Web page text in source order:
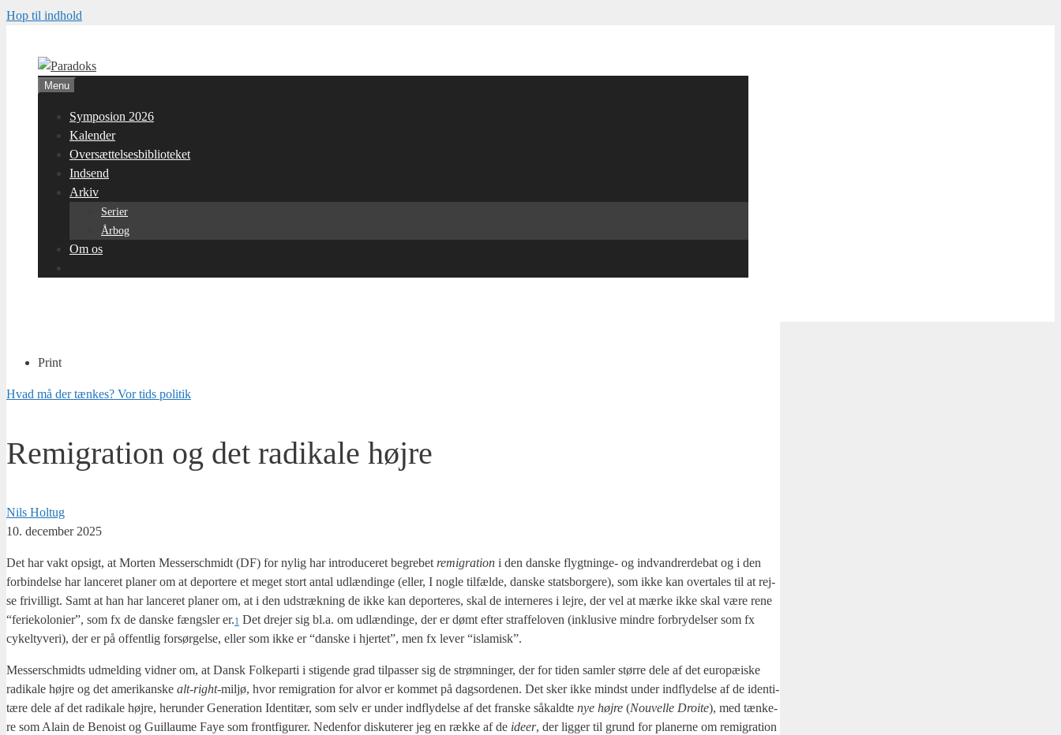
Hop til indhold
Menu
Symposion 2026
Kalender
Oversættelsesbiblioteket
Indsend
Arkiv
Serier
Årbog
Om os
Print
Hvad må der tænkes? Vor tids politik
Remigration og det radikale højre
Nils Holtug
10. december 2025
Det har vakt opsigt, at Mor­ten Mes­ser­s­ch­midt (DF) for nylig har intro­du­ce­ret begre­bet remi­gra­tion i den dan­ske flygt­nin­ge- og ind­van­drer­de­bat og i den
for­bin­del­se har lan­ce­ret pla­ner om at depor­te­re et meget stort antal udlæn­din­ge (eller, I nog­le til­fæl­de, dan­ske stats­bor­ge­re), som ikke kan over­ta­les til at rej­
se fri­vil­ligt. Samt at han har lan­ce­ret pla­ner om, at i den udstræk­ning de ikke kan depor­te­res, skal de inter­ne­res i lej­re, der vel at mær­ke ikke skal være rene
“ferie­ko­lo­ni­er”, som fx de dan­ske fængs­ler er.1 Det dre­jer sig bl.a. om udlæn­din­ge, der er dømt efter straf­fe­loven (inklu­si­ve min­dre for­bry­del­ser som fx
cykelty­ve­ri), der er på offent­lig for­sør­gel­se, eller som ikke er “dan­ske i hjer­tet”, men fx lever “isla­misk”.
Mes­ser­s­ch­midts udmel­ding vid­ner om, at Dansk Fol­ke­par­ti i sti­gen­de grad til­pas­ser sig de strøm­nin­ger, der for tiden sam­ler stør­re dele af det euro­pæ­i­ske
radi­ka­le høj­re og det ame­ri­kan­ske alt-right-mil­jø, hvor remi­gra­tion for alvor er kom­met på dags­or­de­nen. Det sker ikke mindst under ind­fly­del­se af de iden­ti­
tæ­re dele af det radi­ka­le høj­re, her­un­der Gene­ra­tion Iden­ti­tær, som selv er under ind­fly­del­se af det fran­ske såkald­te nye høj­re (Nou­vel­le Droi­te), med tæn­ke­
re som Alain de Benoist og Guil­lau­me Faye som front­fi­gu­rer. Neden­for dis­ku­te­rer jeg en ræk­ke af de ide­er, der lig­ger til grund for pla­ner­ne om remi­gra­tion